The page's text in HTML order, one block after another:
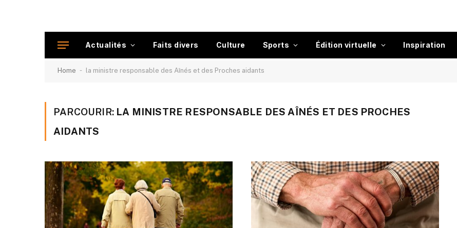
Actualités Faits divers Culture Sports Édition virtuelle Inspiration
Home - la ministre responsable des Aînés et des Proches aidants
PARCOURIR: LA MINISTRE RESPONSABLE DES AÎNÉS ET DES PROCHES
AIDANTS